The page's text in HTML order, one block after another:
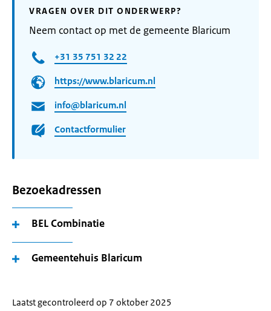
VRAGEN OVER DIT ONDERWERP?
Neem contact op met de gemeente Blaricum
+31 35 751 32 22
https://www.blaricum.nl
info@blaricum.nl
Contactformulier
Bezoekadressen
BEL Combinatie
Gemeentehuis Blaricum
Laatst gecontroleerd op 7 oktober 2025